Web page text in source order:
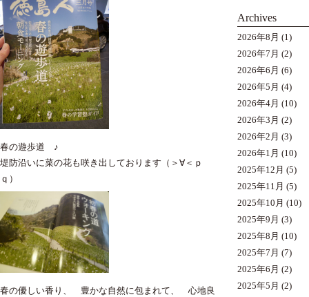
春の遊歩道 ♪
堤防沿いに菜の花も咲き出しております（＞∀＜ｐ
ｑ）
春の優しい香り、 豊かな自然に包まれて、 心地良
Archives
2026年8月 (1)
2026年7月 (2)
2026年6月 (6)
2026年5月 (4)
2026年4月 (10)
2026年3月 (2)
2026年2月 (3)
2026年1月 (10)
2025年12月 (5)
2025年11月 (5)
2025年10月 (10)
2025年9月 (3)
2025年8月 (10)
2025年7月 (7)
2025年6月 (2)
2025年5月 (2)